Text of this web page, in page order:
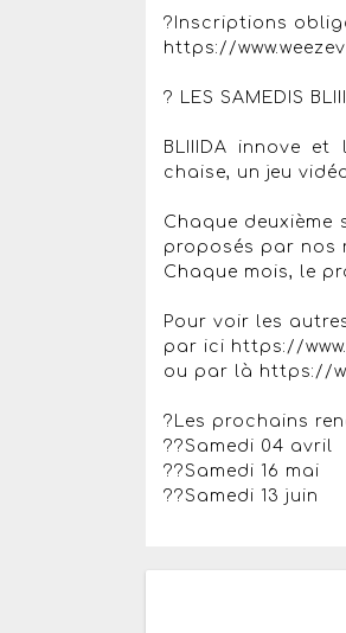
?Inscriptions
https://
? LES SAMEDIS
BLIIIDA innove
chaise, un jeu
Chaque deuxième
proposés par nos
Chaque mois, le
Pour voir les
par ici https://
ou par là https://
?Les prochains
??Samedi 04 avril
??Samedi 16 mai
??Samedi 13 juin